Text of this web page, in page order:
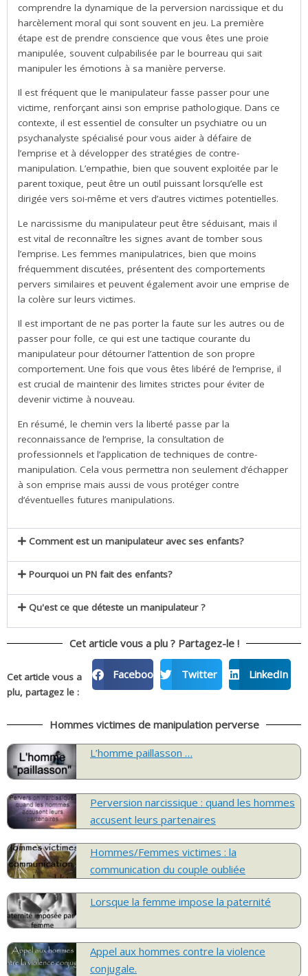
comprendre la dynamique de la perversion narcissique et du
harcèlement moral qui sont souvent en jeu. La première
étape est de prendre conscience que vous êtes une proie
manipulée, souvent culpabilisée par le bourreau qui sait
manipuler les émotions à sa manière perverse.
Il est fréquent que le manipulateur fasse passer pour une
victime, renforçant ainsi son emprise pathologique. Dans ce
contexte, il est essentiel de consulter un psychiatre ou un
psychanalyste spécialisé pour vous aider à défaire de
l’emprise et à développer des stratégies de contre-
manipulation. L’empathie, bien que souvent exploitée par le
parent toxique, peut être un outil puissant lorsqu’elle est
dirigée vers soi-même et vers d’autres victimes potentielles.
Le narcissisme du manipulateur peut être séduisant, mais il
est vital de reconnaître les signes avant de tomber sous
l’emprise. Les femmes manipulatrices, bien que moins
fréquemment discutées, présentent des comportements
pervers similaires et peuvent également avoir une emprise de
la colère sur leurs victimes.
Il est important de ne pas porter la faute sur les autres ou de
passer pour folle, ce qui est une tactique courante du
manipulateur pour détourner l’attention de son propre
comportement. Une fois que vous êtes libéré de l’emprise, il
est crucial de maintenir des limites strictes pour éviter de
devenir victime à nouveau.
En résumé, le chemin vers la liberté passe par la
reconnaissance de l’emprise, la consultation de
professionnels et l’application de techniques de contre-
manipulation. Cela vous permettra non seulement d’échapper
à son emprise mais aussi de vous protéger contre
d’éventuelles futures manipulations.
Comment est un manipulateur avec ses enfants?
Pourquoi un PN fait des enfants?
Qu'est ce que déteste un manipulateur ?
Cet article vous a plu ? Partagez-le !
Cet article vous a
plu, partagez le :
Facebook Twitter LinkedIn
Hommes victimes de manipulation perverse
L’homme paillasson …
Perversion narcissique : quand les hommes
accusent leurs partenaires
Hommes/Femmes victimes : la
communication du couple oubliée
Lorsque la femme impose la paternité
Appel aux hommes contre la violence
conjugale.